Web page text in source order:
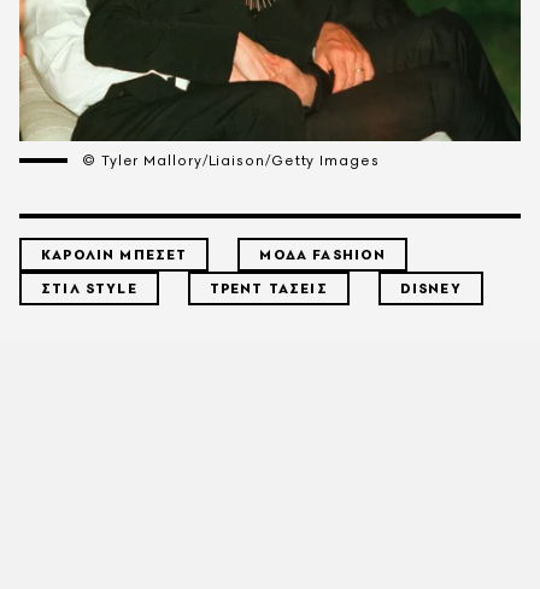
© Tyler Mallory/Liaison/Getty Images
ΚΑΡΟΛΙΝ ΜΠΕΣΕΤ
ΜΟΔΑ FASHION
ΣΤΙΛ STYLE
ΤΡΕΝΤ ΤΑΣΕΙΣ DISNEY